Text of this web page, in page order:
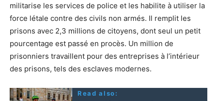
militarise les services de police et les habilite à utiliser la
force létale contre des civils non armés. Il remplit les
prisons avec 2,3 millions de citoyens, dont seul un petit
pourcentage est passé en procès. Un million de
prisonniers travaillent pour des entreprises à l’intérieur
des prisons, tels des esclaves modernes.
Read also: